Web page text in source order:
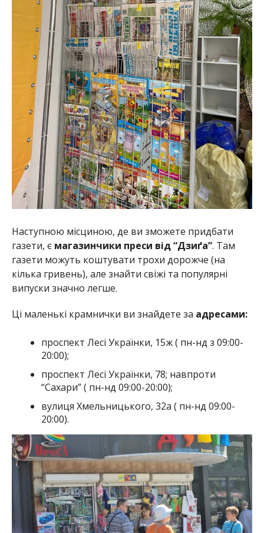
Наступною місциною, де ви зможете придбати
газети, ємагазинчики преси від “Дзиґа”. Там
газети можуть коштувати трохи дорожче (на
кілька гривень), але знайти свіжі та популярні
випуски значно легше.
Ці маленькі крамнички ви знайдете за адресами:
проспект Лесі Українки, 15ж ( пн-нд з 09:00-
20:00);
проспект Лесі Українки, 78; навпроти
“Сахари” ( пн-нд 09:00-20:00);
вулиця Хмельницького, 32а ( пн-нд 09:00-
20:00).